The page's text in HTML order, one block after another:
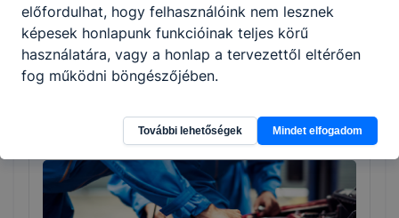
Gépjármű-mechatronikai technikus
Specializált gép- és járműgyártás
előfordulhat, hogy felhasználóink nem lesznek
képesek honlapunk funkcióinak teljes körű
használatára, vagy a honlap a tervezettől eltérően
fog működni böngészőjében.
További lehetőségek Mindet elfogadom